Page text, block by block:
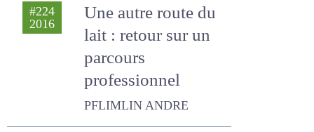
Une autre route du
lait : retour sur un
parcours
professionnel